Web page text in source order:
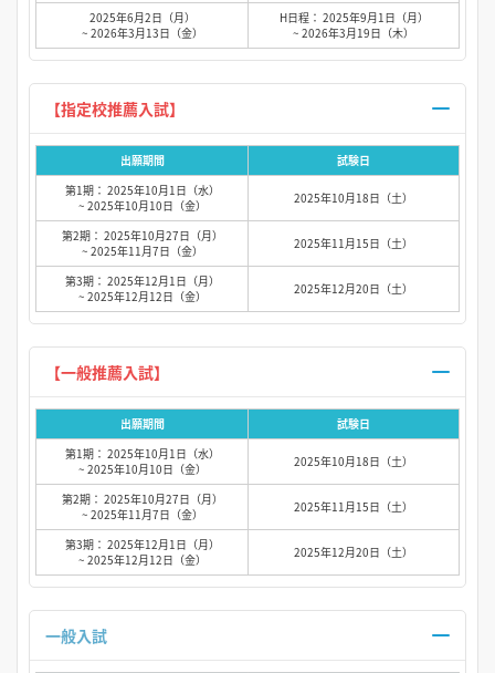
2025年6月2日（月）
~ 2026年3月13日（金）
H日程： 2025年9月1日（月）
~ 2026年3月19日（木）
出願期間
試験日
第1期： 2025年10月1日（水）
~ 2025年10月10日（金）
2025年10月18日（土）
第2期： 2025年10月27日（月）
~ 2025年11月7日（金）
2025年11月15日（土）
第3期： 2025年12月1日（月）
~ 2025年12月12日（金）
2025年12月20日（土）
出願期間
試験日
第1期： 2025年10月1日（水）
~ 2025年10月10日（金）
2025年10月18日（土）
第2期： 2025年10月27日（月）
~ 2025年11月7日（金）
2025年11月15日（土）
第3期： 2025年12月1日（月）
~ 2025年12月12日（金）
2025年12月20日（土）